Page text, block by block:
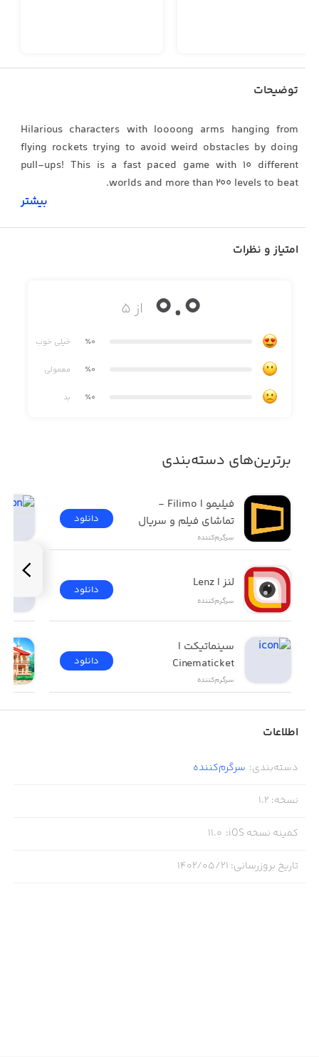
توضیحات
Hilarious characters with loooong arms hanging from
flying rockets trying to avoid weird obstacles by doing
pull-ups! This is a fast paced game with 10 different
worlds and more than 200 levels to beat.
- Each world contains different kinds of obstacles and
Enjoy!
بیشتر
امتیاز و نظرات
از ۵ 0.0
٪0 خیلی خوب
٪0 معمولی
٪0 بد
برترین‌های دسته‌بندی
تماشای فیلم و سریال
سرگرم‌کننده
دانلود
لنز | Lenz
سرگرم‌کننده
دانلود
Cinematicket
سرگرم‌کننده
دانلود
اطلاعات
دسته‌بندی: سرگرم‌کننده
نسخه:
1.2
کمینه نسخه iOS :
11.0
تاریخ بروزرسانی: ۱۴۰۲/۰۵/۲۱